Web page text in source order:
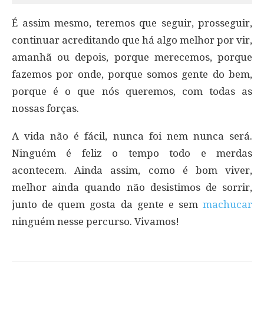
É assim mesmo, teremos que seguir, prosseguir,
continuar acreditando que há algo melhor por vir,
amanhã ou depois, porque merecemos, porque
fazemos por onde, porque somos gente do bem,
porque é o que nós queremos, com todas as
nossas forças.
A vida não é fácil, nunca foi nem nunca será.
Ninguém é feliz o tempo todo e merdas
acontecem. Ainda assim, como é bom viver,
melhor ainda quando não desistimos de sorrir,
junto de quem gosta da gente e sem machucar
ninguém nesse percurso. Vivamos!